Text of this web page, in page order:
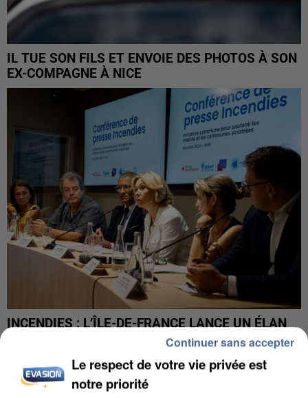
IL TUE SON FILS ET ENVOIE DES PHOTOS À SON
EX-COMPAGNE À NICE
INCENDIES : L’ÎLE-DE-FRANCE LANCE UN ÉLAN
DE SOLIDARITÉ AVEC LES...
Le respect de votre vie privée est
notre priorité
Continuer sans accepter